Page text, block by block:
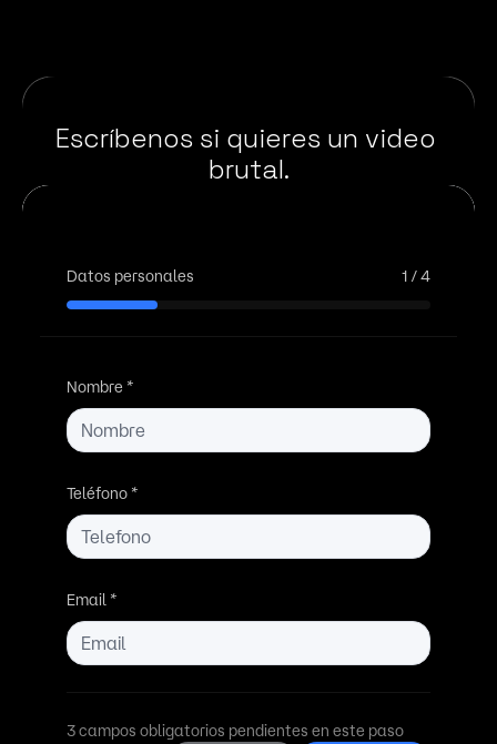
Escríbenos si quieres un video
brutal.